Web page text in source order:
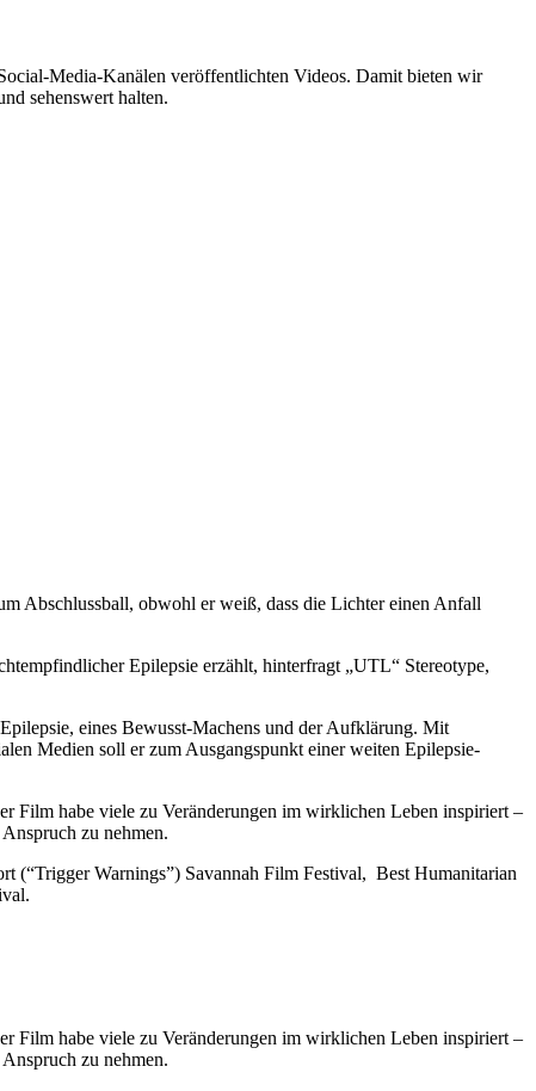
Media-Kanälen veröffentlichten Videos. Damit bieten wir
sehenswert halten.
Abschlussball, obwohl er weiß, dass die Lichter einen Anfall
Epilepsie erzählt, hinterfragt „UTL“ Stereotype,
eines Bewusst-Machens und der Aufklärung. Mit
Medien soll er zum Ausgangspunkt einer weiten Epilepsie-
Film habe viele zu Veränderungen im wirklichen Leben inspiriert –
zu nehmen.
(“Trigger Warnings”) Savannah Film Festival, Best Humanitarian
Film habe viele zu Veränderungen im wirklichen Leben inspiriert –
zu nehmen.